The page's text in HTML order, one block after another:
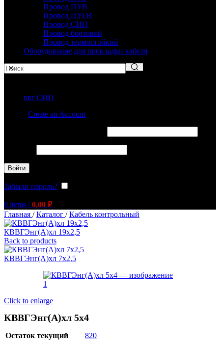
Провод ПУВ
Провод ПУГВ
Провод СИП
Провод бортовой
Провод термостойкий
Оборудование для прокладки кабеля
ввг СИП
Create an Account
Войти
Забыли пароль?
0 items / 0,00 ₽
Главная / Каталог / Кабель контрольный
КВВГЭнг(А)хл 19х2,5
Back to products
КВВГЭнг(А)хл 7х2,5
Click to enlarge
КВВГЭнг(А)хл 5х4
Остаток текущий
820